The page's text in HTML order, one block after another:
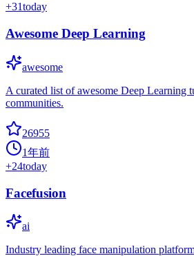
+31today
Awesome Deep Learning
awesome
A curated list of awesome Deep Learning
communities.
26955
1年前
+24today
Facefusion
ai
Industry leading face manipulation